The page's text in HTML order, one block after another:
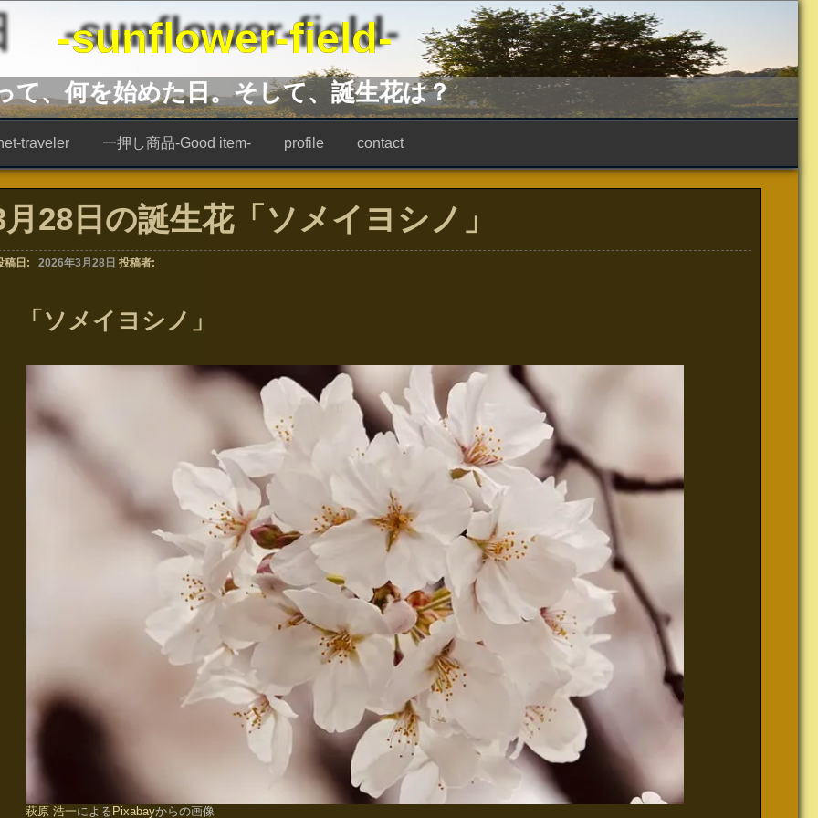
-sunflower-field-
、何を始めた日。そして、誕生花は？
traveler 一押し商品-Good item- profile contact
28日の誕生花「ソメイヨシノ」
稿日: 2026年3月28日 投稿者:
「ソメイヨシノ」
萩原 浩一による Pixabayからの画像